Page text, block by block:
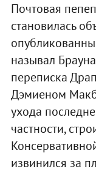
Почтовая
становилась
называл
переписка
Дэмиеном
ухода
частности,
извинился за